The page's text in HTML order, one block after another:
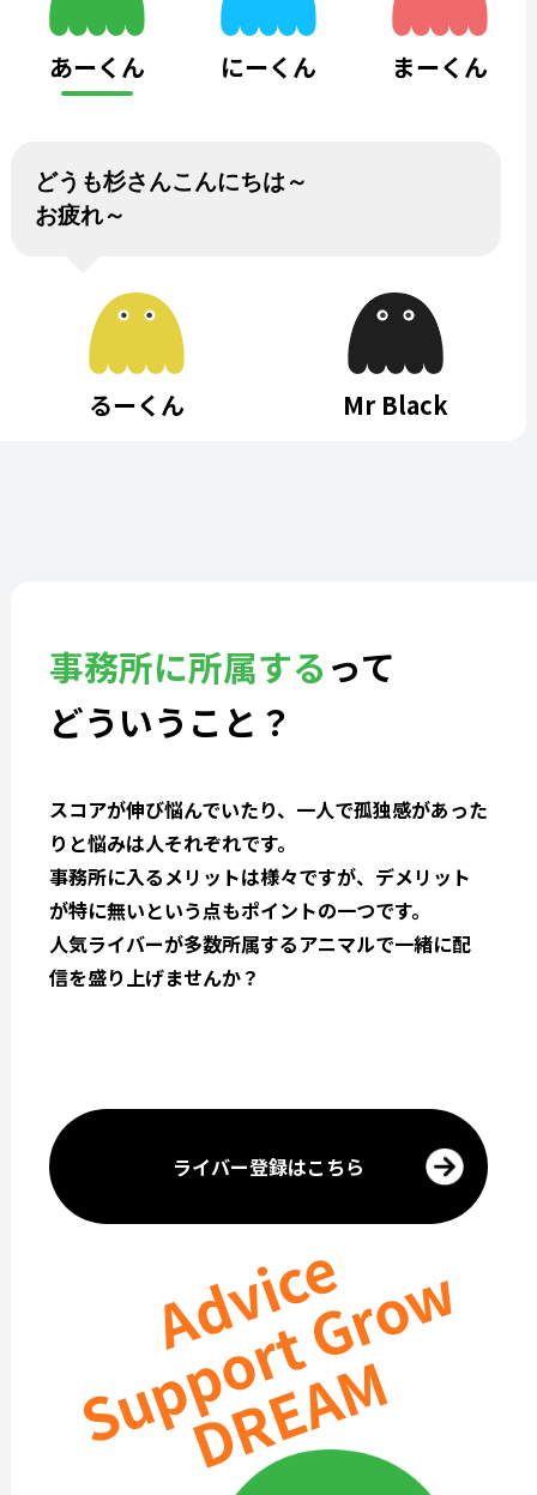
あーくん にーくん まーくん
どうも杉さんこんにちは～
お疲れ～
るーくん Mr Black
事務所に所属するって
どういうこと？
スコアが伸び悩んでいたり、一人で孤独感があった
りと悩みは人それぞれです。
事務所に入るメリットは様々ですが、デメリット
が特に無いという点もポイントの一つです。
人気ライバーが多数所属するアニマルで一緒に配
信を盛り上げませんか？
ライバー登録はこちら
Advice
Support Grow
DREAM